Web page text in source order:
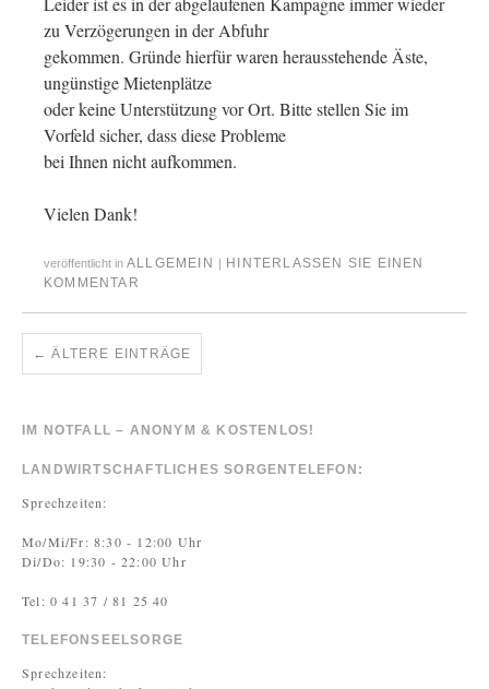
zu Verzögerungen in der Abfuhr
gekommen. Gründe hierfür waren herausstehende Äste,
ungünstige Mietenplätze
oder keine Unterstützung vor Ort. Bitte stellen Sie im
Vorfeld sicher, dass diese Probleme
bei Ihnen nicht aufkommen.
Vielen Dank!
veröffentlicht in ALLGEMEIN
HINTERLASSEN SIE EINEN
KOMMENTAR
← ÄLTERE EINTRÄGE
IM NOTFALL – ANONYM & KOSTENLOS!
LANDWIRTSCHAFTLICHES SORGENTELEFON:
Sprechzeiten:
Mo/Mi/Fr: 8:30 - 12:00 Uhr
Di/Do: 19:30 - 22:00 Uhr
Tel: 0 41 37 / 81 25 40
TELEFONSEELSORGE
Sprechzeiten: